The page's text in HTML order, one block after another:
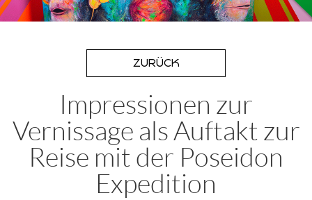
ZURÜCK
Impressionen zur
Vernissage als Auftakt zur
Reise mit der Poseidon
Expedition